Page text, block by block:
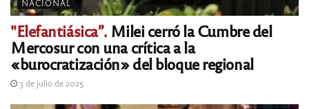
NACIONAL
"Elefantiásica”.Milei cerró la Cumbre del
Mercosur con una crítica a la
«burocratización» del bloque regional
3 de julio de 2025